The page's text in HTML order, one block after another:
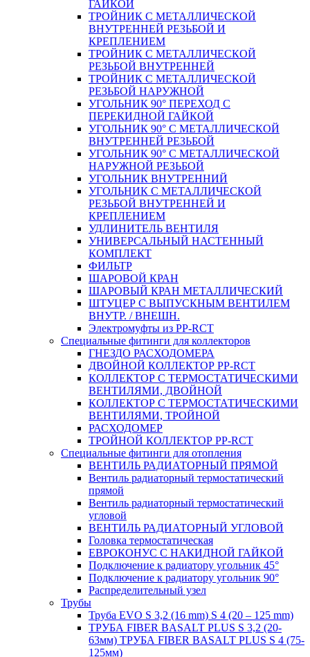
ГАЙКОЙ
ТРОЙНИК С МЕТАЛЛИЧЕСКОЙ
ВНУТРЕННЕЙ РЕЗЬБОЙ И
КРЕПЛЕНИЕМ
ТРОЙНИК С МЕТАЛЛИЧЕСКОЙ
РЕЗЬБОЙ ВНУТРЕННЕЙ
ТРОЙНИК С МЕТАЛЛИЧЕСКОЙ
РЕЗЬБОЙ НАРУЖНОЙ
УГОЛЬНИК 90° ПЕРЕХОД С
ПЕРЕКИДНОЙ ГАЙКОЙ
УГОЛЬНИК 90° С МЕТАЛЛИЧЕСКОЙ
ВНУТРЕННEЙ РЕЗЬБОЙ
УГОЛЬНИК 90° С МЕТАЛЛИЧЕСКОЙ
НАРУЖНОЙ РЕЗЬБОЙ
УГОЛЬНИК ВНУТРЕННИЙ
УГОЛЬНИК С МЕТАЛЛИЧЕСКОЙ
РЕЗЬБОЙ ВНУТРЕННЕЙ И
КРЕПЛЕНИЕМ
УДЛИНИТЕЛЬ ВЕНТИЛЯ
УНИВЕРСАЛЬНЫЙ НАСТЕННЫЙ
КОМПЛЕКТ
ФИЛЬТР
ШАРОВОЙ КРАН
ШАРОВЫЙ КРАН МЕТАЛЛИЧЕСКИЙ
ШТУЦЕР С ВЫПУСКНЫМ ВЕНТИЛЕМ
ВНУТР. / ВНЕШН.
Электромуфты из PP-RCT
Специальные фитинги для коллекторов
ГНЕЗДО РАСХОДОМЕРА
ДВОЙНОЙ КОЛЛЕКТОР PP-RCT
КОЛЛЕКТОР С ТЕРМОСТАТИЧЕСКИМИ
ВЕНТИЛЯМИ, ДВОЙНОЙ
КОЛЛЕКТОР С ТЕРМОСТАТИЧЕСКИМИ
ВЕНТИЛЯМИ, ТРОЙНОЙ
РАСХОДОМЕР
ТРОЙНОЙ КОЛЛЕКТОР PP-RCT
Специальные фитинги для отопления
ВЕНТИЛЬ РАДИАТОРНЫЙ ПРЯМОЙ
Вентиль радиаторный термостатический
прямой
Вентиль радиаторный термостатический
угловой
ВЕНТИЛЬ РАДИАТОРНЫЙ УГЛОВОЙ
Головка термостатическая
ЕВРОКОНУС С НАКИДНОЙ ГАЙКОЙ
Подключение к радиатору угольник 45°
Подключение к радиатору угольник 90°
Распределительный узел
Трубы
Труба EVO S 3,2 (16 mm) S 4 (20 – 125 mm)
ТРУБА FIBER BASALT PLUS S 3,2 (20-
63мм) ТРУБА FIBER BASALT PLUS S 4 (75-
125мм)